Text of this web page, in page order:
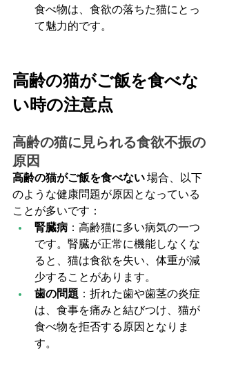
食べ物は、食欲の落ちた猫にとっ
て魅力的です。
高齢の猫がご飯を食べな
い時の注意点
高齢の猫に見られる食欲不振の
原因
高齢の猫がご飯を食べない 場合、以下
のような健康問題が原因となっている
ことが多いです：
腎臓病 ：高齢猫に多い病気の一つ
です。腎臓が正常に機能しなくな
ると、猫は食欲を失い、体重が減
少することがあります。
歯の問題 ：折れた歯や歯茎の炎症
は、食事を痛みと結びつけ、猫が
食べ物を拒否する原因となりま
す。